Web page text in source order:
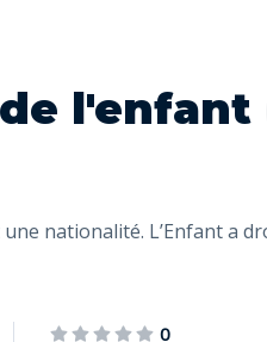
l'enfant
nationalité. L’Enfant a
0